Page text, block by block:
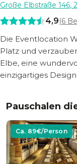
Große Elbstraße 146,
4,9(6
Die Eventlocation
Platz und
Elbe, eine
einzigartiges
Pauschalen
Ca. 89€/Person